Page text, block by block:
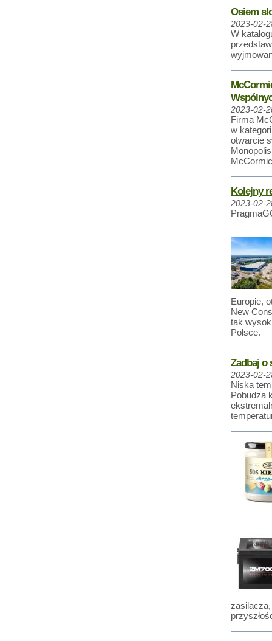
Osiem
2023-02-
W
2023-02-
Firma
w
otwarcie
Kolejny
2023-02-
Europie,
New
tak
Polsce.
Zadbaj o
2023-02-
Niska
Pobudza